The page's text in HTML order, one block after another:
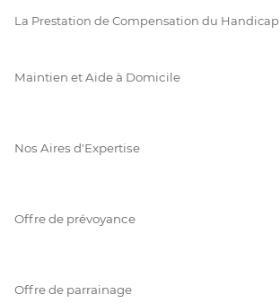
La Prestation de Compensation du Handicap
Maintien et Aide à Domicile
Nos Aires d'Expertise
Offre de prévoyance
Offre de parrainage